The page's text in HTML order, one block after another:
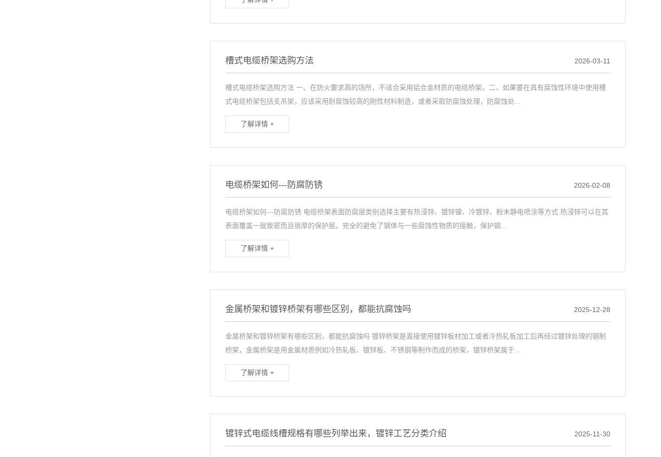
槽式电缆桥架选购方法 2026-03-11
槽式电缆桥架选购方法 一、在防火要求高的场所，不适合采用铝合金材质的电缆桥架。二、如果要在具有腐蚀性环境中使用槽
式电缆桥架包括支吊架，应该采用耐腐蚀较高的刚性材料制造，或者采取防腐蚀处理，防腐蚀处...
了解详情 +
电缆桥架如何---防腐防锈 2026-02-08
电缆桥架如何---防腐防锈 电缆桥架表面防腐层类别选择主要有热浸锌、镀锌镍、冷镀锌、粉末静电喷涂等方式.热浸锌可以在其
表面覆盖一层致密而且很厚的保护层。完全的避免了钢体与一些腐蚀性物质的接触，保护钢...
了解详情 +
金属桥架和镀锌桥架有哪些区别，都能抗腐蚀吗 2025-12-28
金属桥架和镀锌桥架有哪些区别，都能抗腐蚀吗 镀锌桥架是直接使用镀锌板材加工或者冷热轧板加工后再经过镀锌处理的钢制
桥架，金属桥架是用金属材质例如冷热轧板、镀锌板、不锈钢等制作而成的桥架，镀锌桥架属于...
了解详情 +
镀锌式电缆线槽规格有哪些列举出来，镀锌工艺分类介绍 2025-11-30